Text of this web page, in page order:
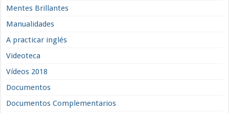
Mentes Brillantes
Manualidades
A practicar inglés
Videoteca
Vídeos 2018
Documentos
Documentos Complementarios